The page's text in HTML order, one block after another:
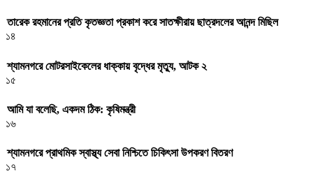
তারেক রহমানের প্রতি কৃতজ্ঞতা প্রকাশ করে সাতক্ষীরায় ছাত্রদলের আনন্দ মিছিল
১৪
শ্যামনগরে মোটরসাইকেলের ধাক্কায় বৃদ্ধের মৃত্যু, আটক ২
১৫
আমি যা বলেছি, একদম ঠিক: কৃষিমন্ত্রী
১৬
শ্যামনগরে প্রাথমিক স্বাস্থ্য সেবা নিশ্চিতে চিকিৎসা উপকরণ বিতরণ
১৭